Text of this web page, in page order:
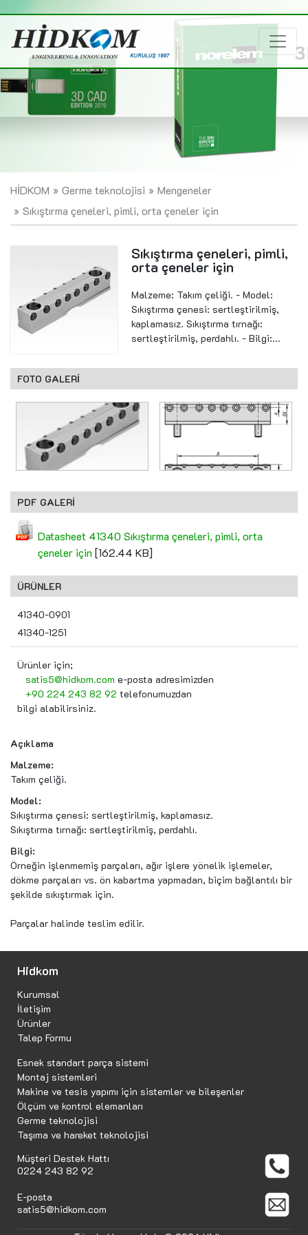
HİDKOM Germe teknolojisi
Mengeneler
Sıkıştırma çeneleri, pimli, orta çeneler için
Sıkıştırma çeneleri, pimli,
orta çeneler için
Malzeme: Takım çeliği. - Model:
Sıkıştırma çenesi: sertleştirilmiş,
kaplamasız. Sıkıştırma tırnağı:
sertleştirilmiş, perdahlı. - Bilgi:...
FOTO GALERİ
PDF GALERİ
Datasheet 41340 Sıkıştırma çeneleri, pimli, orta
çeneler için [162.44 KB]
ÜRÜNLER
41340-0901
41340-1251
Ürünler için;
satis5@hidkom.com e-posta adresimizden
+90 224 243 82 92 telefonumuzdan
bilgi alabilirsiniz.
Açıklama
Malzeme:
Takım çeliği.
Model:
Sıkıştırma çenesi: sertleştirilmiş, kaplamasız.
Sıkıştırma tırnağı: sertleştirilmiş, perdahlı.
Bilgi:
Örneğin işlenmemiş parçaları, ağır işlere yönelik işlemeler,
dökme parçaları vs. ön kabartma yapmadan, biçim bağlantılı bir
şekilde sıkıştırmak için.
Parçalar halinde teslim edilir.
Hidkom
Kurumsal
İletişim
Ürünler
Talep Formu
Esnek standart parça sistemi
Montaj sistemleri
Makine ve tesis yapımı için sistemler ve bileşenler
Ölçüm ve kontrol elemanları
Germe teknolojisi
Taşıma ve hareket teknolojisi
Müşteri Destek Hattı
0224 243 82 92
E-posta
satis5@hidkom.com